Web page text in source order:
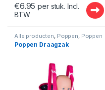
€6.95 per stuk. Incl.
BTW
Alle producten Poppen Poppen
Accessoires
Poppen Draagzak